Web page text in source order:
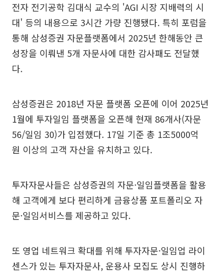
전자 전기공학 김대식 교수의 'AGI 시장 지배력의 시
대' 등의 내용으로 3시간 가량 진행됐다. 특히 포럼을
통해 삼성증권 자문플랫폼에서 2025년 한해동안 큰
성장을 이뤄낸 5개 자문사에 대한 감사패도 전달했
다.
삼성증권은 2018년 자문 플랫폼 오픈에 이어 2025년
1월에 투자일임 플랫폼을 오픈해 현재 86개사(자문
56/일임 30)가 입점했다. 17일 기준 총 1조5000억
원 이상의 고객 자산을 유치하고 있다.
투자자문사들은 삼성증권의 자문·일임플랫폼을 활용
해 고객에게 보다 편리하게 금융상품 포트폴리오 자
문·일임서비스를 제공하고 있다.
또 영업 네트워크 확대를 위해 투자자문·일임업 라이
센스가 있는 투자자문사, 운용사 모집도 상시 진행하